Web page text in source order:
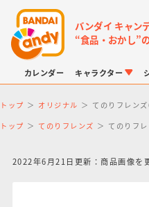
バンダイ キャン
“食品・おかし”
カレンダー キャラクター
トップ オリジナル てのりフレン
トップ てのりフレンズ てのりフ
2022年6月21日更新：商品画像を